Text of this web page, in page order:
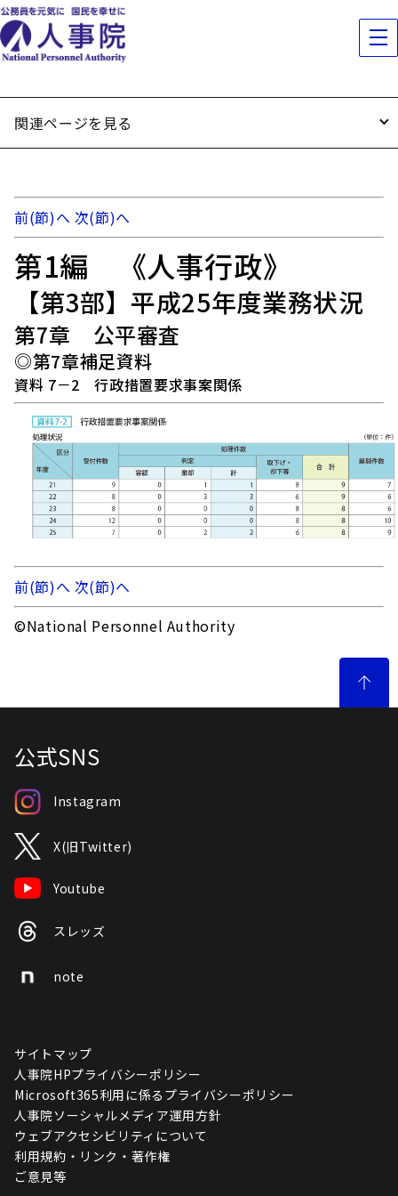
関連ページを見る
前(節)へ 次(節)へ
第1編 《人事行政》
【第3部】平成25年度業務状況
第7章 公平審査
◎第7章補足資料
資料 7－2 行政措置要求事案関係
前(節)へ 次(節)へ
©National Personnel Authority
公式SNS
Instagram
X(旧Twitter)
Youtube
スレッズ
note
サイトマップ
人事院HPプライバシーポリシー
Microsoft365利用に係るプライバシーポリシー
人事院ソーシャルメディア運用方針
ウェブアクセシビリティについて
利用規約・リンク・著作権
ご意見等